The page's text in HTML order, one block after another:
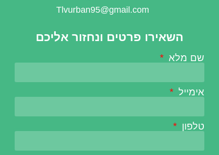
Tlvurban95@gmail.com
השאירו פרטים ונחזור אליכם
שם מלא
אימייל
טלפון